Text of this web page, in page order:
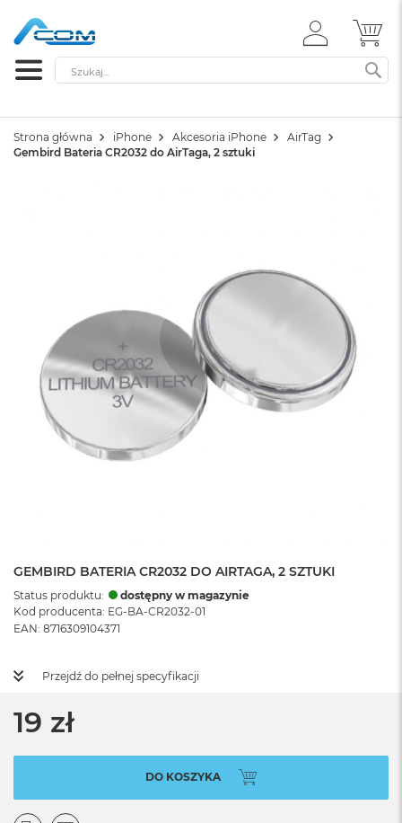
ZALOGUJ
SIĘ
Szukaj
Strona główna iPhone Akcesoria iPhone
AirTag
Gembird Bateria CR2032 do AirTaga, 2 sztuki
GEMBIRD BATERIA CR2032 DO AIRTAGA, 2 SZTUKI
Status produktu:
dostępny w magazynie
Kod producenta: EG-BA-CR2032-01
EAN: 8716309104371
Przejdź do pełnej specyfikacji
19 zł
DO KOSZYKA